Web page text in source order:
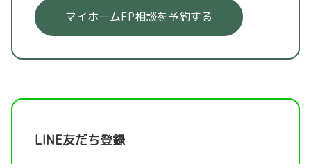
マイホームFP相談を予約する
LINE友だち登録